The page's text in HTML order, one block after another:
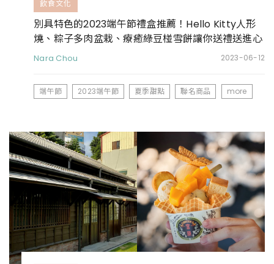
飲食文化
別具特色的2023端午節禮盒推薦！Hello Kitty人形
燒、粽子多肉盆栽、療癒綠豆椪雪餅讓你送禮送進心
坎裡
Nara Chou 2023-06-12
端午節 2023端午節 夏季甜點 聯名商品 more